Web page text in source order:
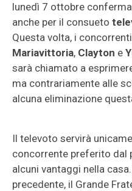
lunedì 7 ottobre
anche per il consueto
Questa volta, i
Mariavittoria, Clayton e
sarà chiamato a
ma contrariamente alle
alcuna eliminazione
Il televoto servirà
concorrente preferito dal
alcuni vantaggi nella
precedente, il Grande